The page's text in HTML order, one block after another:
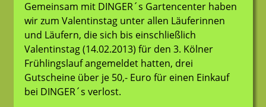
Gemeinsam mit DINGER´s Gartencenter haben
wir zum Valentinstag unter allen Läuferinnen
und Läufern, die sich bis einschließlich
Valentinstag (14.02.2013) für den 3. Kölner
Frühlingslauf angemeldet hatten, drei
Gutscheine über je 50,- Euro für einen Einkauf
bei DINGER´s verlost.